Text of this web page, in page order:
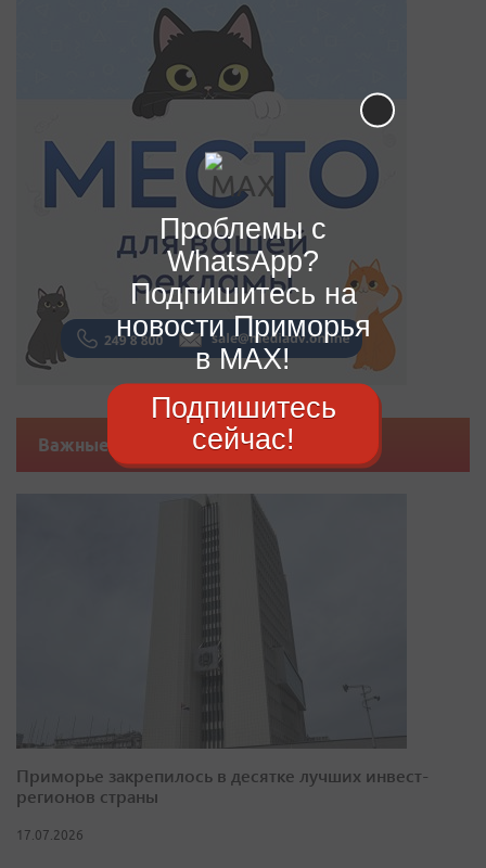
Важные новости
Приморье закрепилось в десятке лучших инвест-
регионов страны
17.07.2026
Проблемы с
WhatsApp?
Подпишитесь на
новости Приморья
в MAX!
Подпишитесь
сейчас!